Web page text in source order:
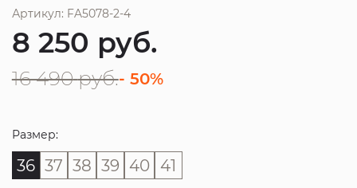
Артикул: FA5078-2-4
8 250 руб.
16 490 руб.- 50%
Размер:
36 37 38 39 40 41